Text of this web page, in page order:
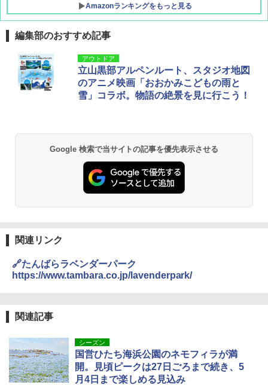
Amazonランキングをもっと見る
編集部のおすすめ記事
アウトドア
立山黒部アルペンルート、スタジオ地図
のアニメ映画「おおかみこどもの雨と
雪」コラボ。物語の絶景を見に行こう！
Google 検索で当サイトの記事を優先表示させる
関連リンク
🔗たんばらラベンダーパーク
https://www.tambara.co.jp/lavenderpark/
関連記事
シーズン
国営ひたち海浜公園のネモフィラが満
開。見頃ピークは27日ごろまで続き、5
月4日まで楽しめる見込み